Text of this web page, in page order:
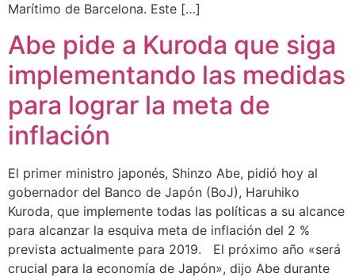
Marítimo de Barcelona. Este […]
Abe pide a Kuroda que siga
implementando las medidas
para lograr la meta de
inflación
El primer ministro japonés, Shinzo Abe, pidió hoy al
gobernador del Banco de Japón (BoJ), Haruhiko
Kuroda, que implemente todas las políticas a su alcance
para alcanzar la esquiva meta de inflación del 2 %
prevista actualmente para 2019. El próximo año «será
crucial para la economía de Japón», dijo Abe durante